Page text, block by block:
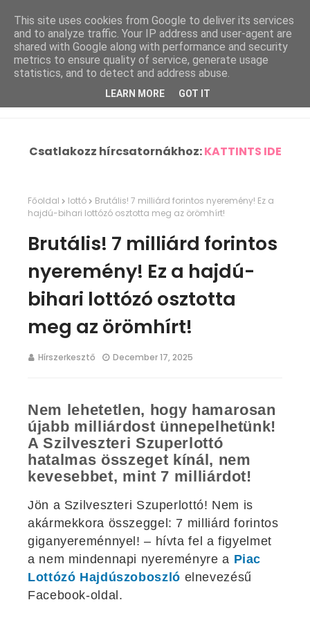
Csatlakozz hírcsatornákhoz:KATTINTS IDE
Főoldal lottó
Brutális! 7 milliárd forintos nyeremény! Ez a
hajdú-bihari lottózó osztotta meg az örömhírt!
Brutális! 7 milliárd forintos
nyeremény! Ez a hajdú-
bihari lottózó osztotta
meg az örömhírt!
Hírszerkesztő December 17, 2025
Nem lehetetlen, hogy hamarosan
újabb milliárdost ünnepelhetünk!
A Szilveszteri Szuperlottó
hatalmas összeget kínál, nem
kevesebbet, mint 7 milliárdot!
Jön a Szilveszteri Szuperlottó! Nem is
akármekkora összeggel: 7 milliárd forintos
giganyereménnyel! – hívta fel a figyelmet
a nem mindennapi nyereményre a Piac
Lottózó Hajdúszoboszló elnevezésű
Facebook-oldal.
This site uses cookies from Google to deliver its services
and to analyze traffic. Your IP address and user-agent are
shared with Google along with performance and security
metrics to ensure quality of service, generate usage
statistics, and to detect and address abuse.
LEARN MORE GOT IT